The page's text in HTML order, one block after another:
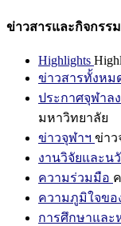
ข่าวสารและกิจกรรม
Highlights
ข่าวสารทั้งหม
ประกาศจุฬาล
มหาวิทยาลัย
ข่าวจุฬาฯ ข่าว
งานวิจัยและน
ความร่วมมือ
ความภูมิใจขอ
การศึกษาและ